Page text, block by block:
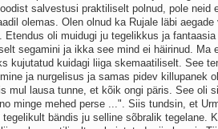
salvestusi praktiliselt polnud, pole neid
olemas. Olen olnud ka Rujale läbi aegade
Etendus oli muidugi ju tegelikkus ja
segamini ja ikka see mind ei häirinud. Ma
kujutatud kuidagi liiga skemaatiliselt. See
ja nurgelisus ja samas pidev killupanek
mul lausa tunne, et kõik ongi päris. See oli
minge mehed perse ...". Siis tundsin, et
bändis ju selline sõbralik tegelane.